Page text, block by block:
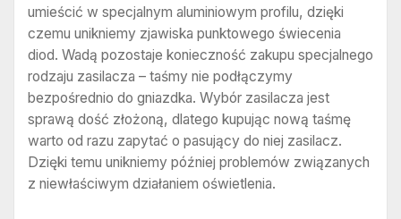
umieścić w specjalnym aluminiowym profilu, dzięki
czemu unikniemy zjawiska punktowego świecenia
diod. Wadą pozostaje konieczność zakupu specjalnego
rodzaju zasilacza – taśmy nie podłączymy
bezpośrednio do gniazdka. Wybór zasilacza jest
sprawą dość złożoną, dlatego kupując nową taśmę
warto od razu zapytać o pasujący do niej zasilacz.
Dzięki temu unikniemy później problemów związanych
z niewłaściwym działaniem oświetlenia.